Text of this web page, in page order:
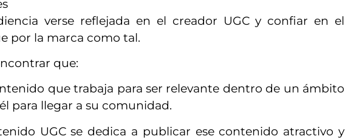
verse reflejada en el creador UGC y confiar en el
por la marca como tal.
que:
que trabaja para ser relevante dentro de un ámbito
para llegar a su comunidad.
UGC se dedica a publicar ese contenido atractivo y